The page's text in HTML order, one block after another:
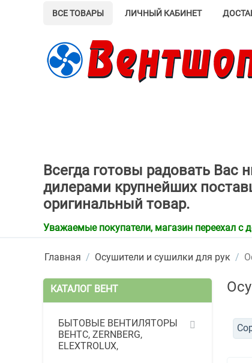
ВСЕ ТОВАРЫ ЛИЧНЫЙ КАБИНЕТ
Всегда готовы радовать
дилерами крупнейших
оригинальный товар.
Уважаемые покупатели, магазин переехал с
Главная / Осушители и сушилки для рук /
КАТАЛОГ ВЕНТ
БЫТОВЫЕ ВЕНТИЛЯТОРЫ
ВЕНТС, ZERNBERG,
ELEXTROLUX,